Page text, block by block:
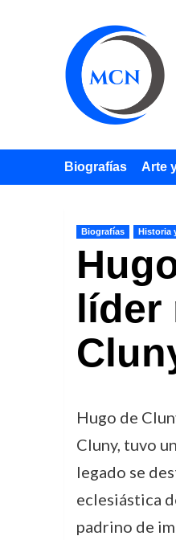
Biografías Arte
Biografías Historia
líder
Hugo de
Cluny, tuvo
legado se
eclesiástica
padrino de